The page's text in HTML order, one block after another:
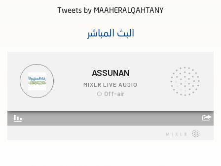
Tweets by MAAHERALQAHTANY
البث المباشر